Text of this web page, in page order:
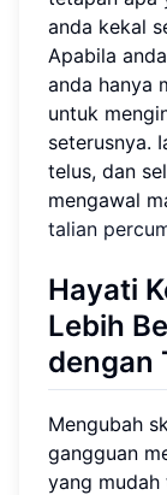
anda kekal
Apabila
anda hanya
untuk
seterusnya.
telus, dan
mengawal
talian
Hayati
Lebih
dengan
Mengubah
gangguan
yang mudah